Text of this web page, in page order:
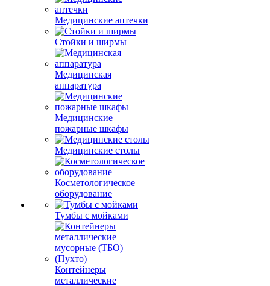
Медицинские аптечки
Стойки и ширмы
Медицинская
аппаратура
Медицинские
пожарные шкафы
Медицинские столы
Косметологическое
оборудование
Тумбы с мойками
Контейнеры
металлические